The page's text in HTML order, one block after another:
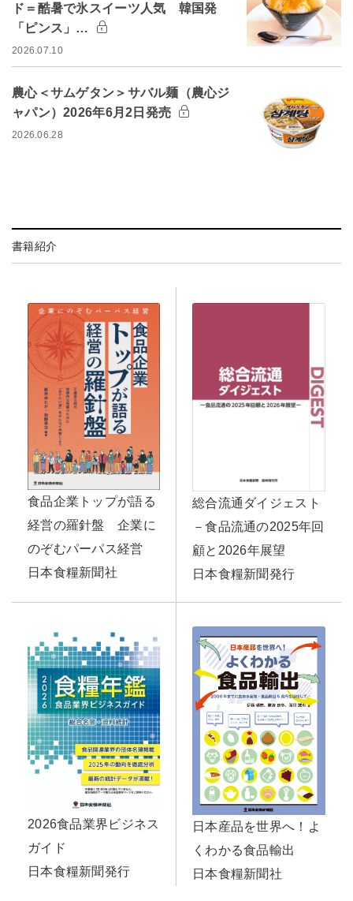
ド＝酷暑で氷スイーツ人気 韓国発
「ピンス」…
2026.07.10
農心＜サムゲタン＞サバル麺（農心ジ
ャパン）2026年6月2日発売
2026.06.28
書籍紹介
食品企業トップが語る
経営の羅針盤 企業に
のぞむパーパス経営
日本食糧新聞社
総合流通ダイジェスト
－食品流通の2025年回
顧と2026年展望
日本食糧新聞発行
2026食品業界ビジネス
ガイド
日本食糧新聞発行
日本産品を世界へ！よ
くわかる食品輸出
日本食糧新聞社